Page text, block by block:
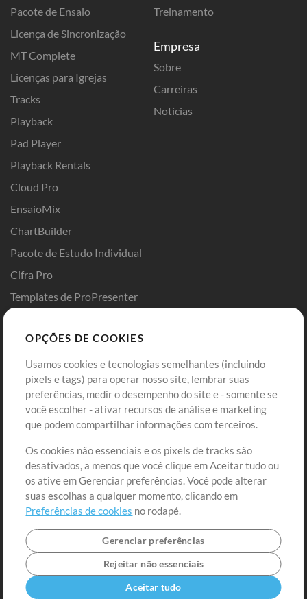
Pacote de Ensaio
Licença de Sincronização
MT Complete
Licenças para Igrejas
Tracks
Playback
Pad Player
Playback Rentals
Cloud Pro
EnsaioMix
ChartBuilder
Pacote de Estudo Individual
Cifra Pro
Templates de ProPresenter
Treinamento
Empresa
Sobre
Carreiras
Notícias
Comprar Créditos
Conteúdo Grátis
Solicite uma Música
Extras
Sessões
Envie seu conteúdo
Playlist
MT Conference
Entre
Cadastre-se
Ir ao carrinho
OPÇÕES DE COOKIES
Usamos cookies e tecnologias semelhantes (incluindo
pixels e tags) para operar nosso site, lembrar suas
preferências, medir o desempenho do site e - somente se
você escolher - ativar recursos de análise e marketing
que podem compartilhar informações com terceiros.
Os cookies não essenciais e os pixels de tracks são
desativados, a menos que você clique em Aceitar tudo ou
os ative em Gerenciar preferências. Você pode alterar
suas escolhas a qualquer momento, clicando em
Preferências de cookies no rodapé.
Gerenciar preferências
Rejeitar não essenciais
Aceitar tudo